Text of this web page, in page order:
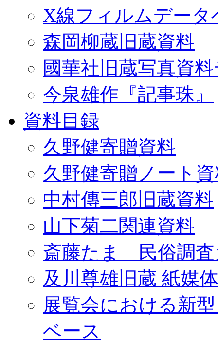
X線フィルムデータ
森岡柳蔵旧蔵資料
國華社旧蔵写真資
今泉雄作『記事珠』
資料目録
久野健寄贈資料
久野健寄贈ノート
中村傳三郎旧蔵資料
山下菊二関連資料
斎藤たま 民俗調査
及川尊雄旧蔵 紙媒
展覧会における新
ベース